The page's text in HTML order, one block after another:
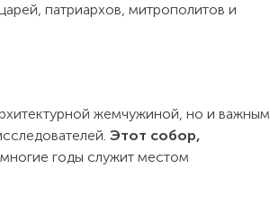
патриархов, митрополитов и
жемчужиной, но и важным
Этот собор,
годы служит местом